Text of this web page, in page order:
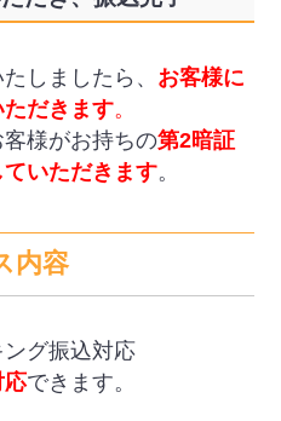
しましたら、 お客様に
だきます。
様がお持ちの第2暗証
いただきます。
内容
ング振込対応
応できます。